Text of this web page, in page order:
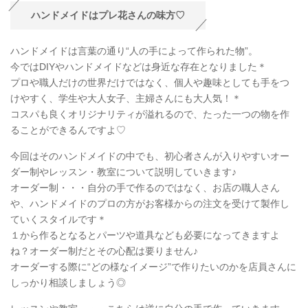
ハンドメイドはプレ花さんの味方♡
ハンドメイドは言葉の通り“人の手によって作られた物”。
今ではDIYやハンドメイドなどは身近な存在となりました＊
プロや職人だけの世界だけではなく、個人や趣味としても手をつ
けやすく、学生や大人女子、主婦さんにも大人気！＊
コスパも良くオリジナリティが溢れるので、たった一つの物を作
ることができるんですよ♡
今回はそのハンドメイドの中でも、初心者さんが入りやすいオー
ダー制やレッスン・教室について説明していきます♪
オーダー制・・・自分の手で作るのではなく、お店の職人さん
や、ハンドメイドのプロの方がお客様からの注文を受けて製作し
ていくスタイルです＊
１から作るとなるとパーツや道具なども必要になってきますよ
ね？オーダー制だとその心配は要りません♪
オーダーする際に“どの様なイメージ”で作りたいのかを店員さんに
しっかり相談しましょう◎